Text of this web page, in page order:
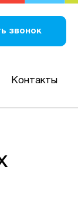
звонок
Контакты